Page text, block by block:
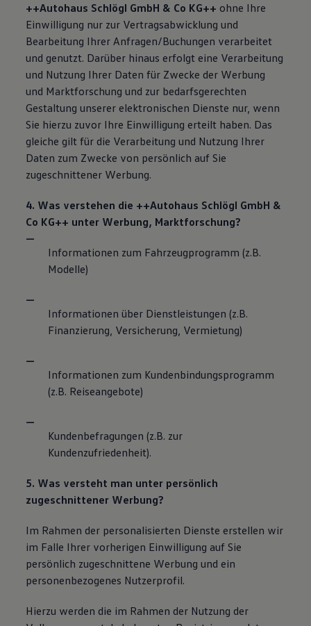
++Autohaus Schlögl GmbH & Co KG++ ohne Ihre
Einwilligung nur zur Vertragsabwicklung und
Bearbeitung Ihrer Anfragen/Buchungen verarbeitet
und genutzt. Darüber hinaus erfolgt eine Verarbeitung
und Nutzung Ihrer Daten für Zwecke der Werbung
und Marktforschung und zur bedarfsgerechten
Gestaltung unserer elektronischen Dienste nur, wenn
Sie hierzu zuvor Ihre Einwilligung erteilt haben. Das
gleiche gilt für die Verarbeitung und Nutzung Ihrer
Daten zum Zwecke von persönlich auf Sie
zugeschnittener Werbung.
4. Was verstehen die ++Autohaus Schlögl GmbH &
Co KG++ unter Werbung, Marktforschung?
Informationen zum Fahrzeugprogramm (z.B.
Modelle)
Informationen über Dienstleistungen (z.B.
Finanzierung, Versicherung, Vermietung)
Informationen zum Kundenbindungsprogramm
(z.B. Reiseangebote)
Kundenbefragungen (z.B. zur
Kundenzufriedenheit).
5. Was versteht man unter persönlich
zugeschnittener Werbung?
Im Rahmen der personalisierten Dienste erstellen wir
im Falle Ihrer vorherigen Einwilligung auf Sie
persönlich zugeschnittene Werbung und ein
personenbezogenes Nutzerprofil.
Hierzu werden die im Rahmen der Nutzung der